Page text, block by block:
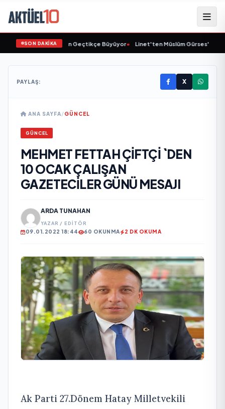
SON DAKİKA
Animasyon Pazarı Gün Geçtikçe Büyüyor• Linet'ten Müslüm Gürses'e Vefa
PAYLAŞ: X
ANA SAYFA/GÜNCEL
GÜNCEL
MEHMET FETTAH ÇİFTÇİ `DEN
10 OCAK ÇALIŞAN
GAZETECİLER GÜNÜ MESAJI
ARDA TUNAHAN
YAZAR / EDITÖR
09.01.2022 18:44 60 OKUNMA 2 DK OKUMA
Ak Parti 27.Dönem Hatay Milletvekili